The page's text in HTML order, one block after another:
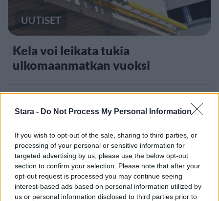
Stara - Do Not Process My Personal Information
If you wish to opt-out of the sale, sharing to third parties, or
processing of your personal or sensitive information for
targeted advertising by us, please use the below opt-out
section to confirm your selection. Please note that after your
opt-out request is processed you may continue seeing
interest-based ads based on personal information utilized by
us or personal information disclosed to third parties prior to
UUTISET
Kela voi leikata tukia
ulkomaanmatkan vuoksi
3
UUTISET